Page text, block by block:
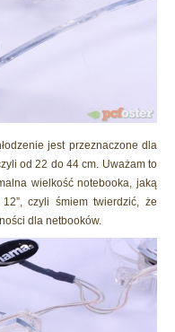
jest przeznaczone dla
od 22 do 44 cm. Uważam to
wielkość notebooka, jaką
czyli śmiem twierdzić, że
dla netbooków.